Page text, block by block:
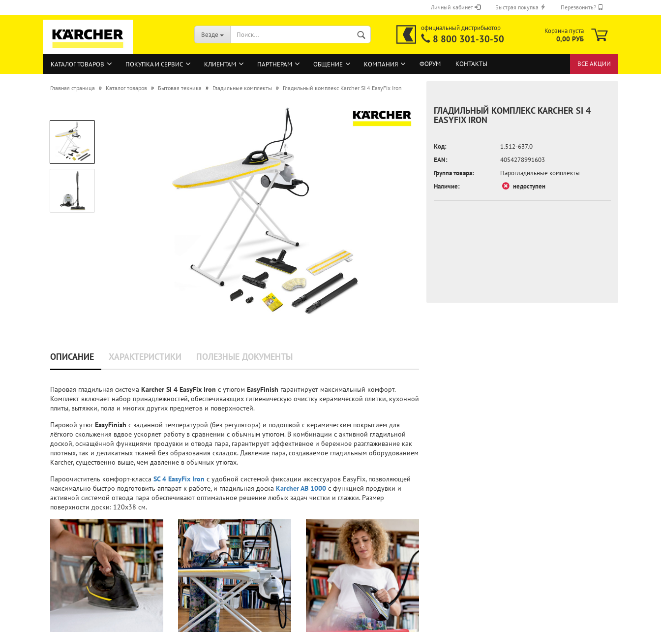
Личный кабинет
ВОЙТИ
Быстрая покупка Перезвонить?
ОТПРАВИТЬ
Везде
официальный дистрибьютор
8 800 301-30-50
Корзина пуста
0,00 РУБ
КАТАЛОГ ТОВАРОВ ПОКУПКА И СЕРВИС КЛИЕНТАМ ПАРТНЕРАМ ОБЩЕНИЕ КОМПАНИЯ ФОРУМ КОНТАКТЫ ВСЕ АКЦИИ
Главная страница » Каталог товаров » Бытовая техника » Гладильные комплекты » Гладильный комплекс Karcher SI 4 EasyFix Iron
ГЛАДИЛЬНЫЙ КОМПЛЕКС KARCHER SI 4
EASYFIX IRON
Код:
1.512-637.0
EAN:
4054278991603
Группа товара:
Парогладильные комплекты
Наличие:
недоступен
ОПИСАНИЕ ХАРАКТЕРИСТИКИ ПОЛЕЗНЫЕ ДОКУМЕНТЫ
Паровая гладильная система Karcher SI 4 EasyFix Iron с утюгом EasyFinish гарантирует максимальный комфорт.
Комплект включает набор принадлежностей, обеспечивающих гигиеническую очистку керамической плитки, кухонной
плиты, вытяжки, пола и многих других предметов и поверхностей.
Паровой утюгEasyFinish с заданной температурой (без регулятора) и подошвой с керамическим покрытием для
лёгкого скольжения вдвое ускоряет работу в сравнении с обычным утюгом. В комбинации с активной гладильной
доской, оснащённой функциями продувки и отвода пара, гарантирует эффективное и бережное разглаживание как
плотных, так и деликатных тканей без образования складок. Давление пара, создаваемое гладильным оборудованием
Karcher, существенно выше, чем давление в обычных утюгах.
Пароочиститель комфорт-класса SC 4 EasyFix Iron с удобной системой фиксации аксессуаров EasyFix, позволяющей
максимально быстро подготовить аппарат к работе, и гладильная доска Karcher AB 1000 с функцией продувки и
активной системой отвода пара обеспечивают оптимальное решение любых задач чистки и глажки. Размер
поверхности доски: 120х38 см.